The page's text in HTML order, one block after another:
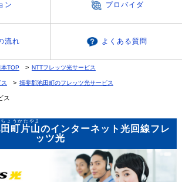
ン プロバイダ
流れ よくある質問
本TOP NTTフレッツ光サービス
揖斐郡池田町のフレッツ光サービス
ス
町片山
ょうかたやま
のインターネット光回線フレ
ッツ光